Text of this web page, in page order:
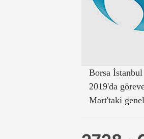
Borsa
2019'da
Mart'taki